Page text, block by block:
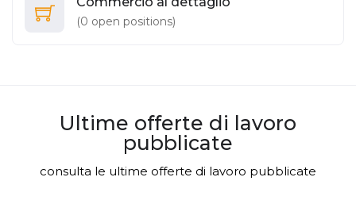
(0 open positions)
Ultime offerte di lavoro
pubblicate
consulta le ultime offerte di lavoro pubblicate